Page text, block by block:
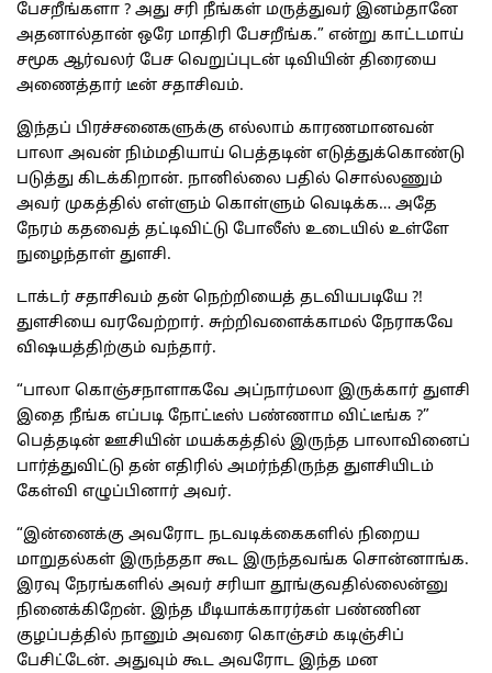
பேசறீங்களா ? அது சரி நீங்கள் மருத்துவர் இனம்தானே
அதனால்தான் ஒரே மாதிரி பேசறீங்க.” என்று காட்டமாய்
சமூக ஆர்வலர் பேச வெறுப்புடன் டிவியின் திரையை
அணைத்தார் டீன் சதாசிவம்.
இந்தப் பிரச்சனைகளுக்கு எல்லாம் காரணமானவன்
பாலா அவன் நிம்மதியாய் பெத்தடின் எடுத்துக்கொண்டு
படுத்து கிடக்கிறான். நானில்லை பதில் சொல்லணும்
அவர் முகத்தில் எள்ளும் கொள்ளும் வெடிக்க… அதே
நேரம் கதவைத் தட்டிவிட்டு போலீஸ் உடையில் உள்ளே
நுழைந்தாள் துளசி.
டாக்டர் சதாசிவம் தன் நெற்றியைத் தடவியபடியே ?!
துளசியை வரவேற்றார். சுற்றிவளைக்காமல் நேராகவே
விஷயத்திற்கும் வந்தார்.
“பாலா கொஞ்சநாளாகவே அப்நார்மலா இருக்கார் துளசி
இதை நீங்க எப்படி நோட்டீஸ் பண்ணாம விட்டீங்க ?”
பெத்தடின் ஊசியின் மயக்கத்தில் இருந்த பாலாவினைப்
பார்த்துவிட்டு தன் எதிரில் அமர்ந்திருந்த துளசியிடம்
கேள்வி எழுப்பினார் அவர்.
“இன்னைக்கு அவரோட நடவடிக்கைகளில் நிறைய
மாறுதல்கள் இருந்ததா கூட இருந்தவங்க சொன்னாங்க.
இரவு நேரங்களில் அவர் சரியா தூங்குவதில்லைன்னு
நினைக்கிறேன். இந்த மீடியாக்காரர்கள் பண்ணின
குழப்பத்தில் நானும் அவரை கொஞ்சம் கடிஞ்சிப்
பேசிட்டேன். அதுவும் கூட அவரோட இந்த மன